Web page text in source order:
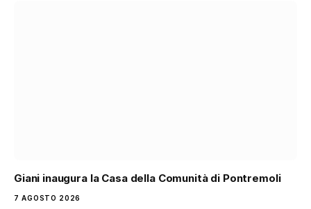
Giani inaugura la Casa della Comunità di Pontremoli
7 AGOSTO 2026